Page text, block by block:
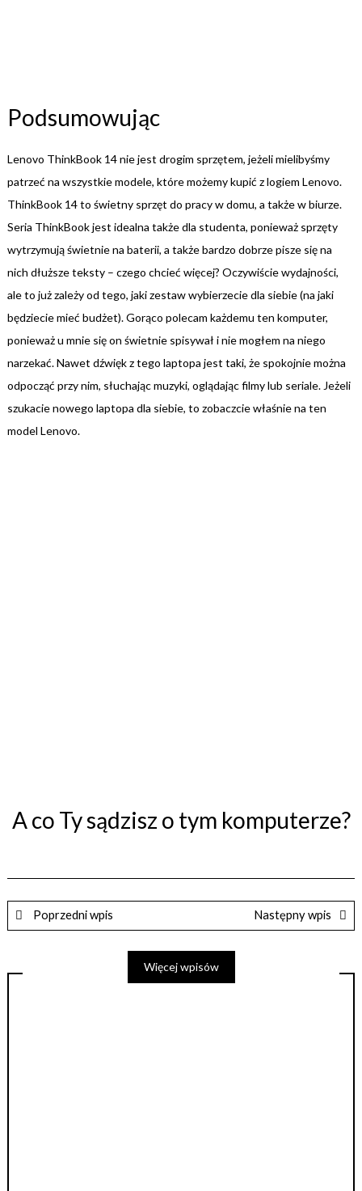
Podsumowując
Lenovo ThinkBook 14 nie jest drogim sprzętem, jeżeli mielibyśmy
patrzeć na wszystkie modele, które możemy kupić z logiem Lenovo.
ThinkBook 14 to świetny sprzęt do pracy w domu, a także w biurze.
Seria ThinkBook jest idealna także dla studenta, ponieważ sprzęty
wytrzymują świetnie na baterii, a także bardzo dobrze pisze się na
nich dłuższe teksty – czego chcieć więcej? Oczywiście wydajności,
ale to już zależy od tego, jaki zestaw wybierzecie dla siebie (na jaki
będziecie mieć budżet). Gorąco polecam każdemu ten komputer,
ponieważ u mnie się on świetnie spisywał i nie mogłem na niego
narzekać. Nawet dźwięk z tego laptopa jest taki, że spokojnie można
odpocząć przy nim, słuchając muzyki, oglądając filmy lub seriale. Jeżeli
szukacie nowego laptopa dla siebie, to zobaczcie właśnie na ten
model Lenovo.
A co Ty sądzisz o tym komputerze?
Poprzedni wpis Następny wpis
Więcej wpisów